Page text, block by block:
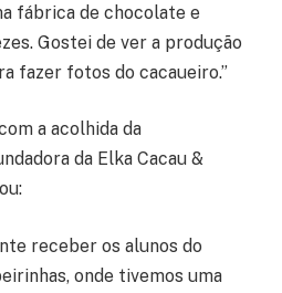
fábrica de chocolate e
Gostei de ver a produção
fazer fotos do cacaueiro.”
a acolhida da
da Elka Cacau &
receber os alunos do
onde tivemos uma